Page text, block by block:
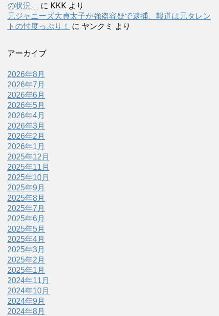
の状況。
に KKK より
元ジャニーズ大貞太子が強盗容疑で逮捕、報道は元タレン
トの忖度っぷり！
に ヤンクミ より
アーカイブ
2026年8月
2026年7月
2026年6月
2026年5月
2026年4月
2026年3月
2026年2月
2026年1月
2025年12月
2025年11月
2025年10月
2025年9月
2025年8月
2025年7月
2025年6月
2025年5月
2025年4月
2025年3月
2025年2月
2025年1月
2024年11月
2024年10月
2024年9月
2024年8月